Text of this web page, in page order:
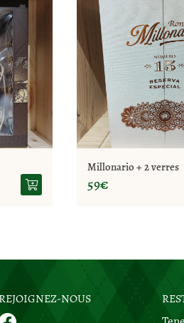
Millonario + 2 verres
59€
PAUL LASNIER CAVE RUE DU
REJOIGNEZ-NOUS